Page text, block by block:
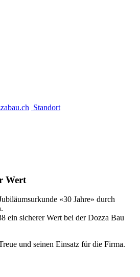
Standort
Wert
«30 Jahre» durch
ein sicherer Wert bei der Dozza Bau
und seinen Einsatz für die Firma.